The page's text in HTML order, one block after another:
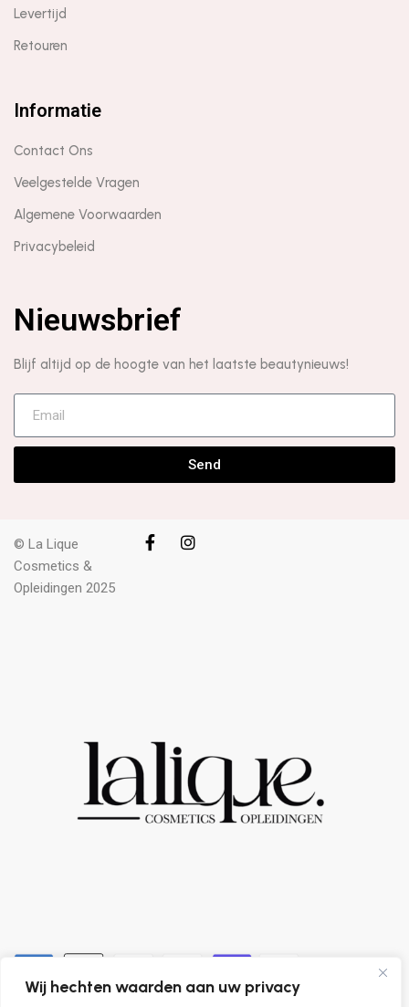
Wij hechten waarden aan uw privacy
Levertijd
Retouren
Informatie
Contact Ons
Veelgestelde Vragen
Algemene Voorwaarden
Privacybeleid
Nieuwsbrief
Blijf altijd op de hoogte van het laatste beautynieuws!
Send
© La Lique
Cosmetics &
Opleidingen 2025